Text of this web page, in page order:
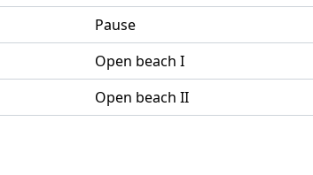
Pause
Open beach I
Open beach II